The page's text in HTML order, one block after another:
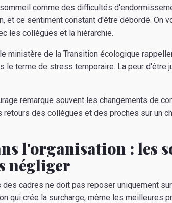
comme des difficultés
et ce sentiment constant d'être débordé. On
les collègues et la hiérarchie.
ministère de la Transition écologique
le terme de stress temporaire. La peur d'être
remarque souvent les changements de
retours des collègues et des proches sur un
l'organisation : les
négliger
cadres ne doit pas reposer uniquement
qui crée la surcharge, même les meilleures